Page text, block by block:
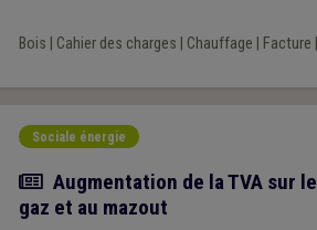
Bois Cahier des charges Chauffage Facture
Sociale énergie
Actualité
Augmentation de la TVA sur
gaz et au mazout